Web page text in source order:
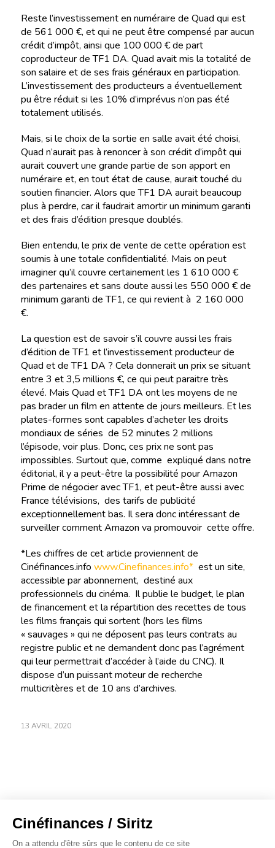
Reste l’investissement en numéraire de Quad qui est
de 561 000 €, et qui ne peut être compensé par aucun
crédit d’impôt, ainsi que 100 000 € de part
coproducteur de TF1 DA. Quad avait mis la totalité de
son salaire et de ses frais généraux en participation.
L’investissement des producteurs a éventuellement
pu être réduit si les 10% d’imprévus n’on pas été
totalement utilisés.
Mais, si le choix de la sortie en salle avait été choisi,
Quad n’aurait pas à renoncer à son crédit d’impôt qui
aurait couvert une grande partie de son apport en
numéraire et, en tout état de cause, aurait touché du
soutien financier. Alors que TF1 DA aurait beaucoup
plus à perdre, car il faudrait amortir un minimum garanti
et des frais d’édition presque doublés.
Bien entendu, le prix de vente de cette opération est
soumis à une totale confidentialité. Mais on peut
imaginer qu’il couvre certainement les 1 610 000 €
des partenaires et sans doute aussi les 550 000 € de
minimum garanti de TF1, ce qui revient à 2 160 000
€.
La question est de savoir s’il couvre aussi les frais
d’édition de TF1 et l’investissement producteur de
Quad et de TF1 DA ? Cela donnerait un prix se situant
entre 3 et 3,5 millions €, ce qui peut paraitre très
élevé. Mais Quad et TF1 DA ont les moyens de ne
pas brader un film en attente de jours meilleurs. Et les
plates-formes sont capables d’acheter les droits
mondiaux de séries de 52 minutes 2 millions
l’épisode, voir plus. Donc, ces prix ne sont pas
impossibles. Surtout que, comme expliqué dans notre
éditorial, il y a peut-être la possibilité pour Amazon
Prime de négocier avec TF1, et peut-être aussi avec
France télévisions, des tarifs de publicité
exceptionnellement bas. Il sera donc intéressant de
surveiller comment Amazon va promouvoir cette offre.
*Les chiffres de cet article proviennent de
Cinéfinances.info www.Cinefinances.info*est un site,
accessible par abonnement, destiné aux
professionnels du cinéma. Il publie le budget, le plan
de financement et la répartition des recettes de tous
les films français qui sortent (hors les films
« sauvages » qui ne déposent pas leurs contrats au
registre public et ne demandent donc pas l’agrément
qui leur permettrait d’accéder à l’aide du CNC). Il
dispose d’un puissant moteur de recherche
multicritères et de 10 ans d’archives.
13 AVRIL 2020
À propos